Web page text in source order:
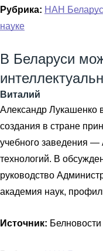
Рубрика: НАН
науке
В Беларуси
Виталий
Александр Лукашенко
создания в стране
учебного заведения —
технологий. В
руководство
академия наук,
Источник: Белновости |